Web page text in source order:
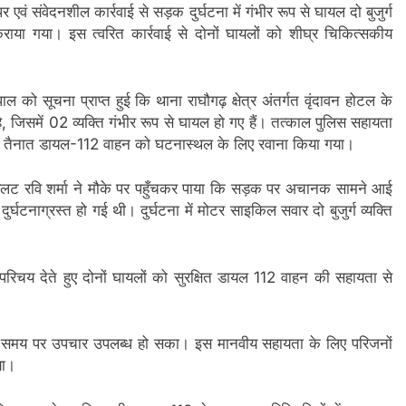
एवं संवेदनशील कार्रवाई से सड़क दुर्घटना में गंभीर रूप से घायल दो बुजुर्ग
गया। इस त्वरित कार्रवाई से दोनों घायलों को शीघ्र चिकित्सकीय
सूचना प्राप्त हुई कि थाना राघौगढ़ क्षेत्र अंतर्गत वृंदावन होटल के
जिसमें 02 व्यक्ति गंभीर रूप से घायल हो गए हैं। तत्काल पुलिस सहायता
डायल-112 वाहन को घटनास्थल के लिए रवाना किया गया।
रवि शर्मा ने मौके पर पहुँचकर पाया कि सड़क पर अचानक सामने आई
हो गई थी। दुर्घटना में मोटर साइकिल सवार दो बुजुर्ग व्यक्ति
देते हुए दोनों घायलों को सुरक्षित डायल 112 वाहन की सहायता से
समय पर उपचार उपलब्ध हो सका। इस मानवीय सहायता के लिए परिजनों